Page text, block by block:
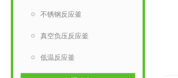
不锈钢反应釜
真空负压反应釜
低温反应釜